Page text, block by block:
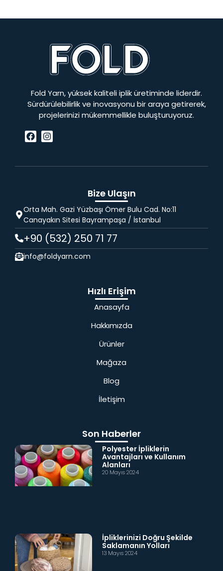
Fold Yarn, yüksek kaliteli iplik üretiminde liderdir.
Sürdürülebilirlik ve inovasyonu bir araya getirerek,
projelerinizi mükemmellikle buluşturuyoruz.
Bize Ulaşın
Orta Mah. Gazi Yüzbaşı Ömer Bulu Cad. No:11
Canayakın Sitesi Bayrampaşa / İstanbul
+90 (532) 250 71 77
info@foldyarn.com
Hızlı Erişim
Anasayfa
Hakkımızda
Ürünler
Mağaza
Blog
İletişim
Son Haberler
Polyester İpliklerin
Avantajları ve Kullanım
Alanları
20 Mayıs 2024
İpliklerinizi Doğru Şekilde
Saklamanın Yolları
13 Mayıs 2024